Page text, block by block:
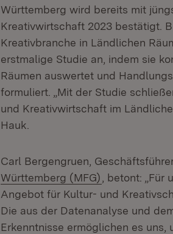
Württemberg wird bereits mit
Kreativwirtschaft 2023 bestätigt.
Kreativbranche in Ländlichen
erstmalige Studie an, indem sie
Räumen auswertet und
formuliert. „Mit der Studie
und Kreativwirtschaft im
Hauk.
Carl Bergengruen,
Württemberg (MFG) (Öffnet in
, betont:
Angebot für Kultur- und
Die aus der Datenanalyse und
Erkenntnisse ermöglichen es